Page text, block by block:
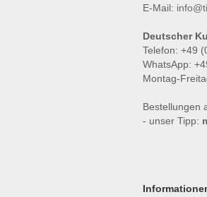
E-Mail:
Deutscher
Telefon: +49
WhatsApp:
Montag-
Bestellungen
- unser Tipp: